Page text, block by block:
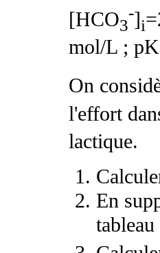
[HCO3
-]i
mol/L ;
On
l'effort
lactique.
En